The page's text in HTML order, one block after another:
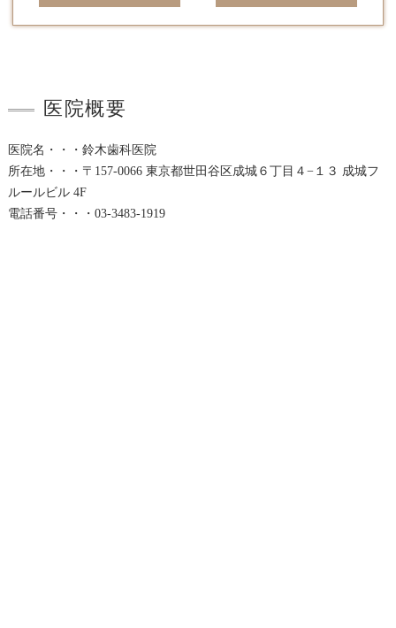
医院概要
医院名・・・鈴木歯科医院
所在地・・・〒157-0066 東京都世田谷区成城６丁目４−１３ 成城フ
ルールビル 4F
電話番号・・・03-3483-1919